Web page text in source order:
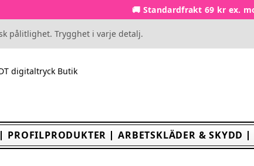
🚚 Standardfrakt 69 kr ex.
pålitlighet. Trygghet i varje detalj.
PROFILPRODUKTER ARBETSKLÄDER & SKYDD